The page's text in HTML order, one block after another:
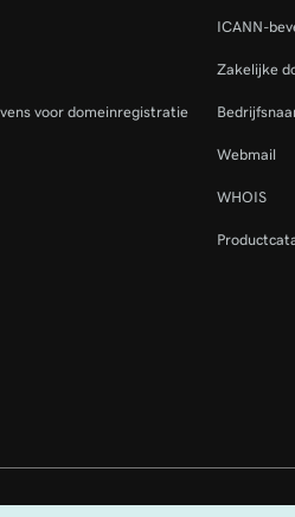
voor domeinregistratie
ICANN-
Zakelijke
Webmail
WHOIS